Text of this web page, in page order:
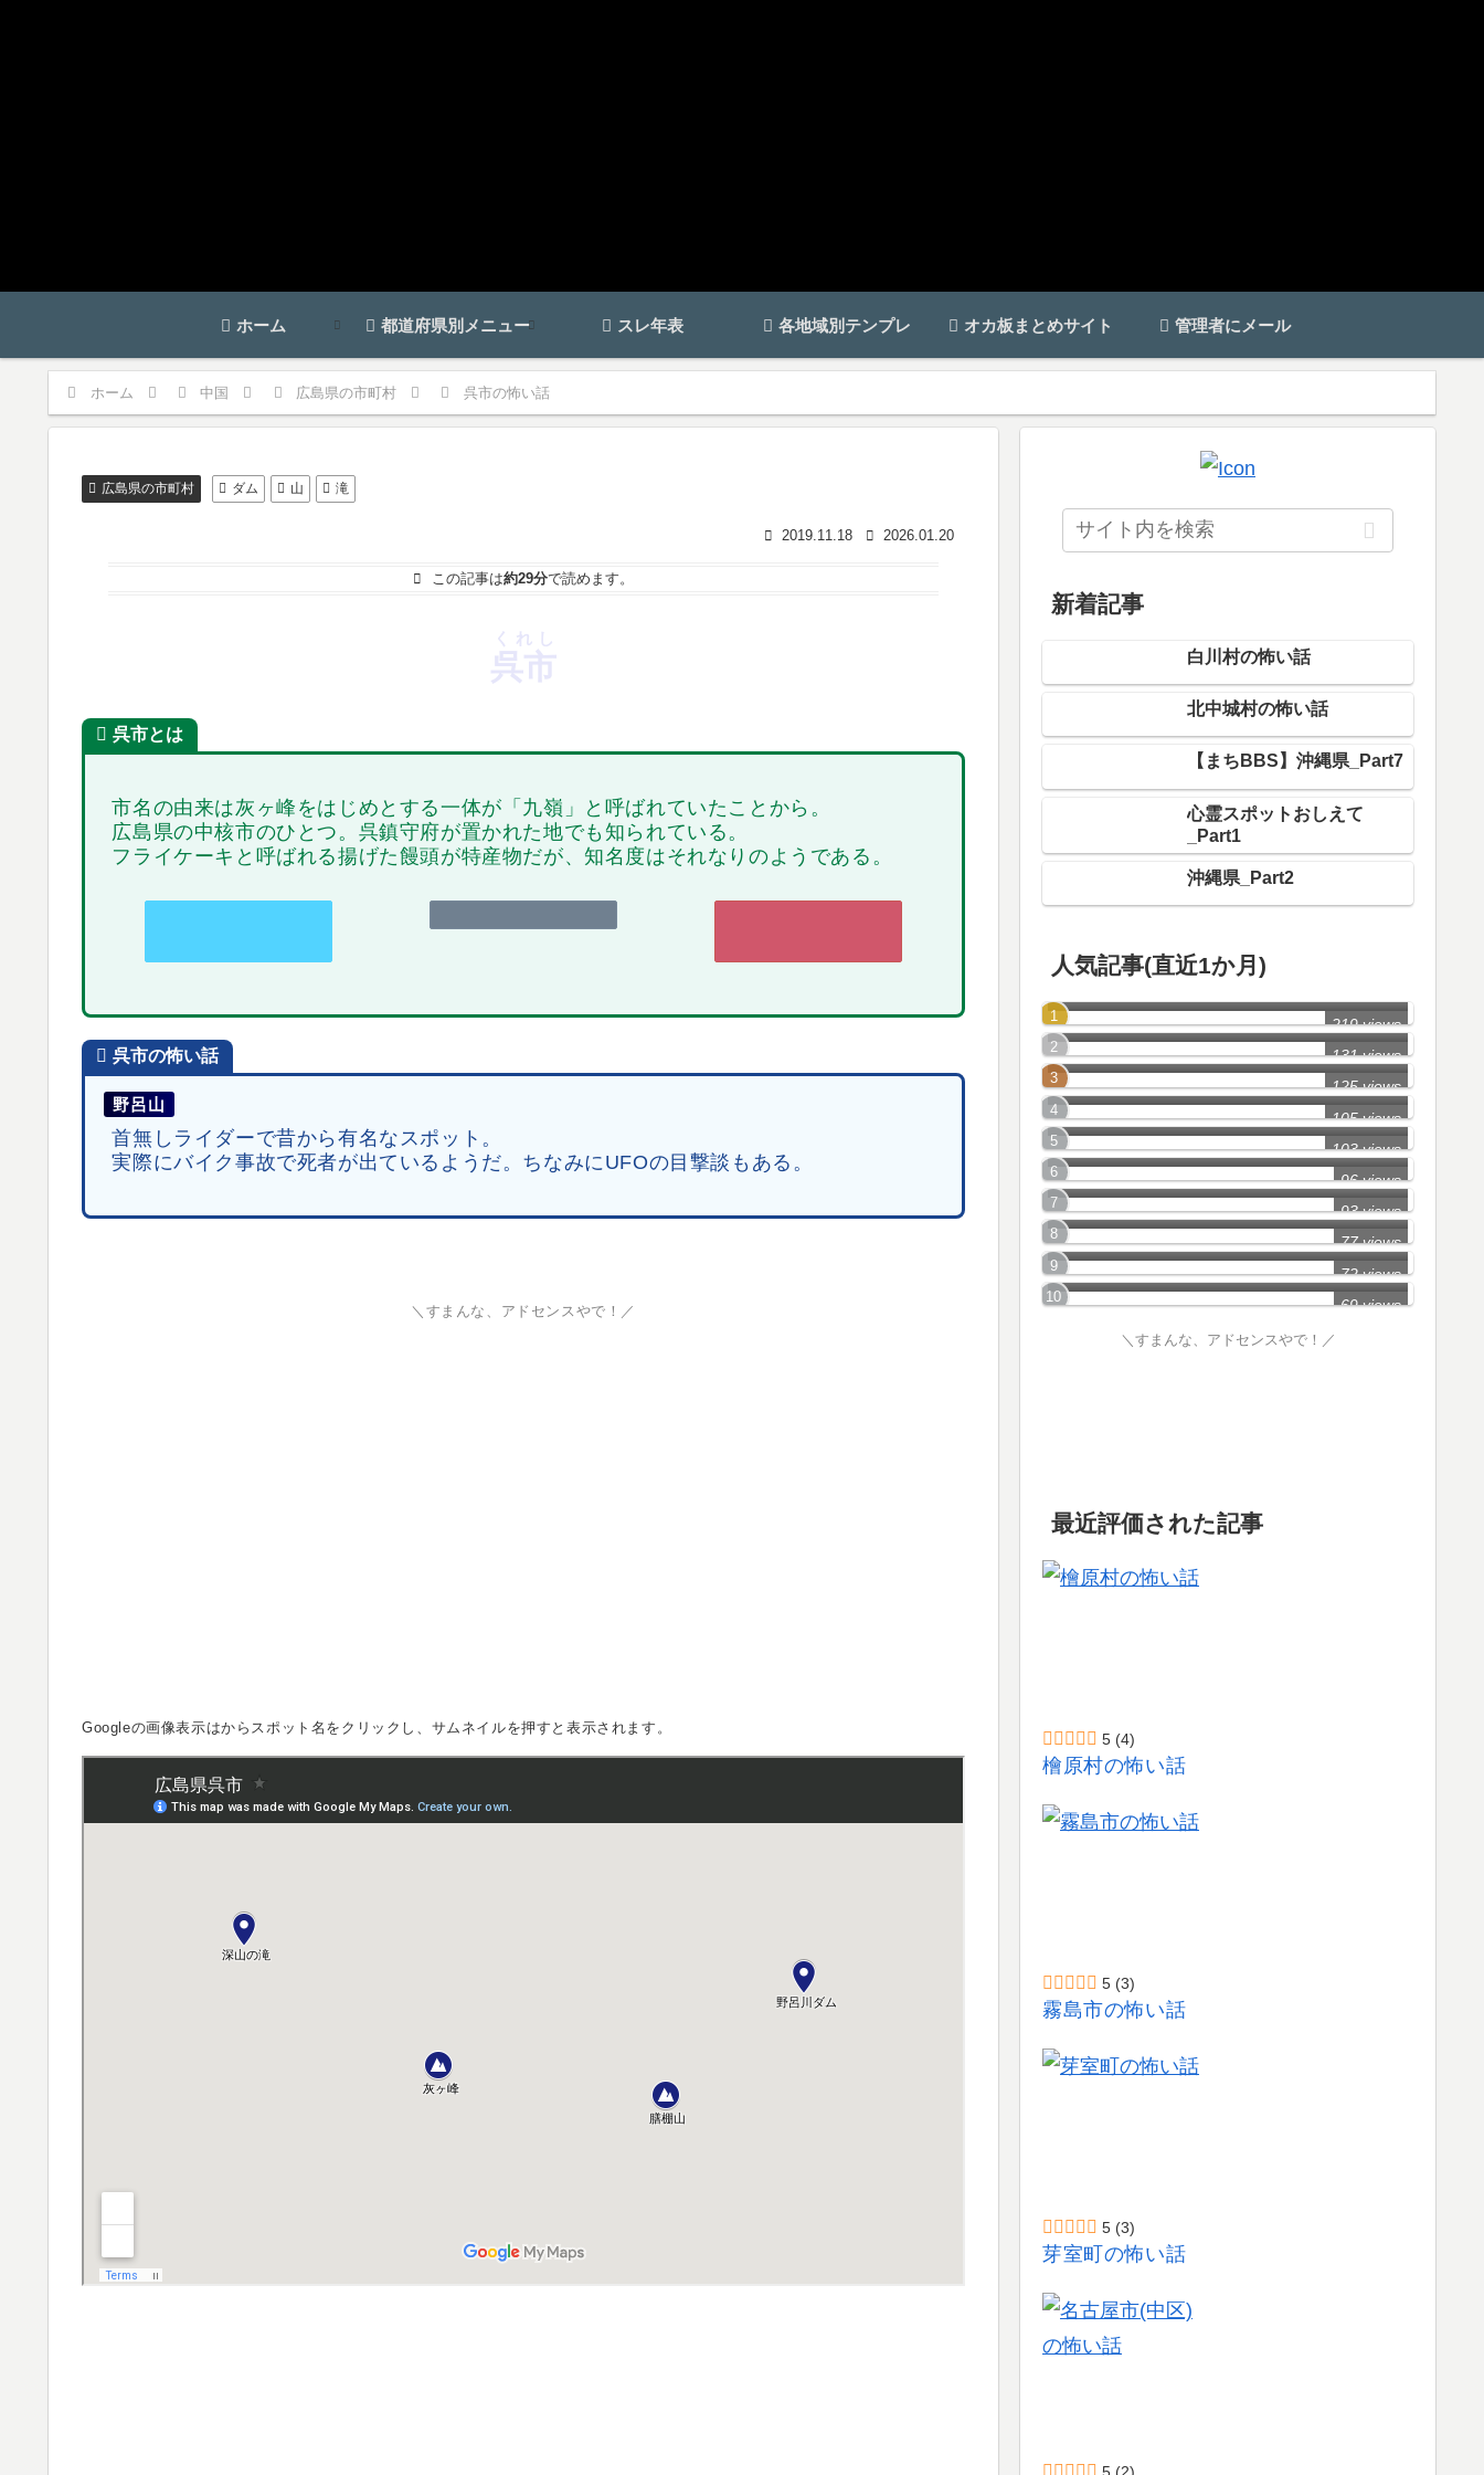
ホーム 都道府県別メニュー スレ年表 各地域別テンプレ オカ板まとめサイト 管理者にメール
ホーム 中国 広島県の市町村 呉市の怖い話
広島県の市町村 ダム 山 滝
2019.11.18 2026.01.20
この記事は約29分で読めます。
呉市
くれし
呉市とは
市名の由来は灰ヶ峰をはじめとする一体が「九嶺」と呼ばれていたことから。
広島県の中核市のひとつ。呉鎮守府が置かれた地でも知られている。
フライケーキと呼ばれる揚げた饅頭が特産物だが、知名度はそれなりのようである。
呉市の怖い話
野呂山
首無しライダーで昔から有名なスポット。
実際にバイク事故で死者が出ているようだ。ちなみにUFOの目撃談もある。
＼すまんな、アドセンスやで！／
Googleの画像表示はからスポット名をクリックし、サムネイルを押すと表示されます。
新着記事
白川村の怖い話
北中城村の怖い話
【まちBBS】沖縄県_Part7
心霊スポットおしえて
_Part1
沖縄県_Part2
人気記事(直近1か月)
219 views
広島市(中区)の怖い話
131 views
呉市の怖い話
125 views
広島市(安佐南区)の怖い話
105 views
東広島市の怖い話
103 views
広島市(安佐北区)の怖い話
96 views
広島市(南区)の怖い話
93 views
江田島市の怖い話
77 views
廿日市市の怖い話
72 views
広島市(安芸区)の怖い話
69 views
＼すまんな、アドセンスやで！／
最近評価された記事
5 (4)
檜原村の怖い話
5 (3)
霧島市の怖い話
5 (3)
芽室町の怖い話
5 (2)